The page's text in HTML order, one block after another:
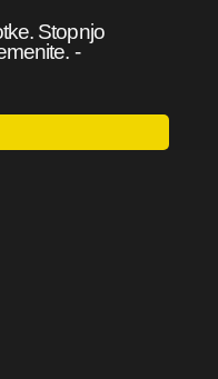
Stopnjo
-